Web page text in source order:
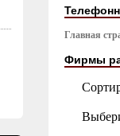
Главная
Фирмы